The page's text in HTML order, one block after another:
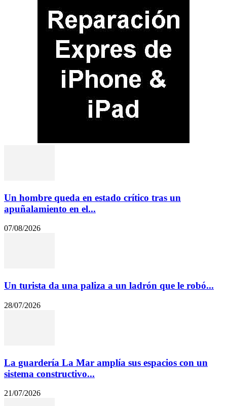
Un hombre queda en estado crítico tras un
apuñalamiento en el...
07/08/2026
Un turista da una paliza a un ladrón que le robó...
28/07/2026
La guardería La Mar amplía sus espacios con un
sistema constructivo...
21/07/2026